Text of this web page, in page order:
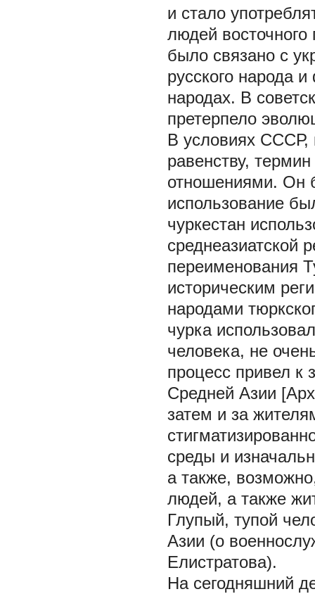
и стало
людей
было связано с
русского народа
народах. В
претерпело
В условиях СССР,
равенству,
отношениями. Он
использование
чуркестан
среднеазиатской
переименования
историческим
народами
чурка
человека, не
процесс привел к
Средней Азии
затем и за
среды и
а также,
людей, а также
Глупый, тупой
Азии (о
Елистратова).
На сегодняшний